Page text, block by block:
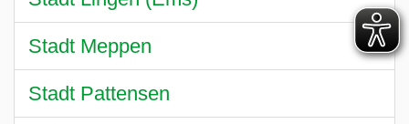
Stadt Meppen
Stadt Pattensen